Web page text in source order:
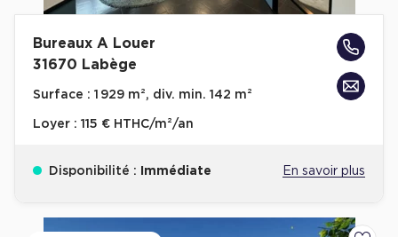
Bureaux A Louer
31670 Labège
Surface : 1 929 m², div. min. 142 m²
Loyer : 115 € HTHC/m²/an
Disponibilité : Immédiate En savoir plus